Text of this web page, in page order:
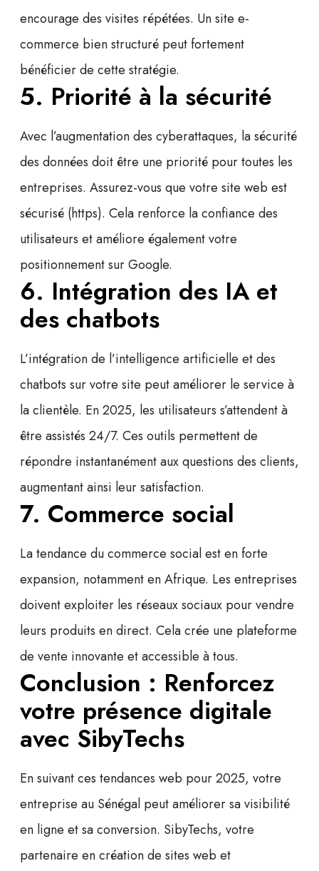
encourage des visites répétées. Un site e-
commerce bien structuré peut fortement
bénéficier de cette stratégie.
5. Priorité à la sécurité
Avec l’augmentation des cyberattaques, la sécurité
des données doit être une priorité pour toutes les
entreprises. Assurez-vous que votre site web est
sécurisé (https). Cela renforce la confiance des
utilisateurs et améliore également votre
positionnement sur Google.
6. Intégration des IA et
des chatbots
L’intégration de l’intelligence artificielle et des
chatbots sur votre site peut améliorer le service à
la clientèle. En 2025, les utilisateurs s’attendent à
être assistés 24/7. Ces outils permettent de
répondre instantanément aux questions des clients,
augmentant ainsi leur satisfaction.
7. Commerce social
La tendance ducommerce socialest en forte
expansion, notamment en Afrique. Les entreprises
doivent exploiter les réseaux sociaux pour vendre
leurs produits en direct. Cela crée une plateforme
de vente innovante et accessible à tous.
Conclusion : Renforcez
votre présence digitale
avec SibyTechs
En suivant ces tendances web pour 2025, votre
entreprise au Sénégal peut améliorer sa visibilité
en ligne et sa conversion. SibyTechs, votre
partenaire encréation de sites web et